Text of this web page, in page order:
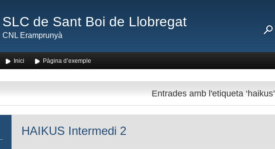
SLC de Sant Boi de Llobregat
CNL Eramprunyà
Inici Pàgina d’exemple
Entrades amb l'etiqueta ‘haikus’
HAIKUS Intermedi 2